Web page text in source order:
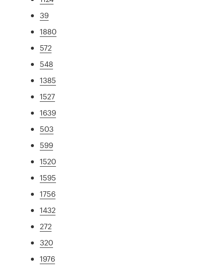
39
1880
572
548
1385
1527
1639
503
599
1520
1595
1756
1432
272
320
1976